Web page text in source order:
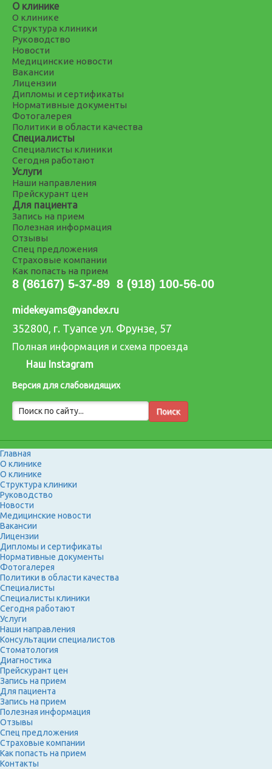
О клинике
О клинике
Структура клиники
Руководство
Новости
Медицинские новости
Вакансии
Лицензии
Дипломы и сертификаты
Нормативные документы
Фотогалерея
Политики в области качества
Специалисты
Специалисты клиники
Сегодня работают
Услуги
Наши направления
Прейскурант цен
Для пациента
Запись на прием
Полезная информация
Отзывы
Спец предложения
Страховые компании
Как попасть на прием
8 (86167) 5-37-89 8 (918) 100-56-00
midekeyams@yandex.ru
352800, г. Туапсе ул. Фрунзе, 57
Полная информация и схема проезда
Наш Instagram
Версия для слабовидящих
Главная
О клинике
О клинике
Структура клиники
Руководство
Новости
Медицинские новости
Вакансии
Лицензии
Дипломы и сертификаты
Нормативные документы
Фотогалерея
Политики в области качества
Специалисты
Специалисты клиники
Сегодня работают
Услуги
Наши направления
Консультации специалистов
Стоматология
Диагностика
Прейскурант цен
Запись на прием
Для пациента
Запись на прием
Полезная информация
Отзывы
Спец предложения
Страховые компании
Как попасть на прием
Контакты